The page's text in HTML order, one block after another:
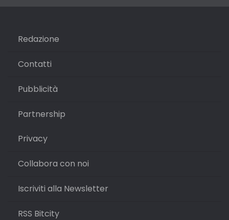
Redazione
Contatti
Pubblicità
Partnership
Privacy
Collabora con noi
Iscriviti alla Newsletter
RSS Bitcity